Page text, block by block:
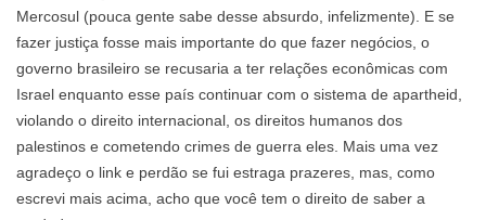
Mercosul (pouca gente sabe desse absurdo, infelizmente). E se
fazer justiça fosse mais importante do que fazer negócios, o
governo brasileiro se recusaria a ter relações econômicas com
Israel enquanto esse país continuar com o sistema de apartheid,
violando o direito internacional, os direitos humanos dos
palestinos e cometendo crimes de guerra eles. Mais uma vez
agradeço o link e perdão se fui estraga prazeres, mas, como
escrevi mais acima, acho que você tem o direito de saber a